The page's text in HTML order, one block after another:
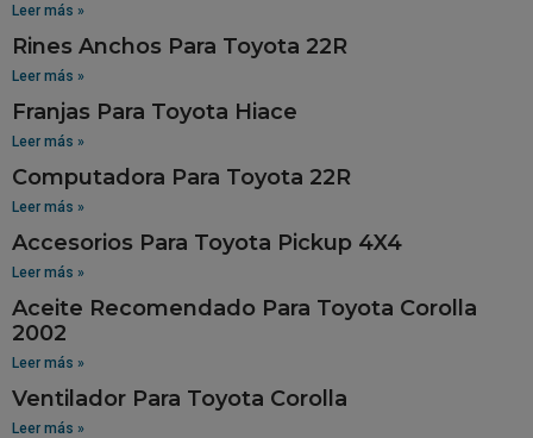
Leer más »
Rines Anchos Para Toyota 22R
Leer más »
Franjas Para Toyota Hiace
Leer más »
Computadora Para Toyota 22R
Leer más »
Accesorios Para Toyota Pickup 4X4
Leer más »
Aceite Recomendado Para Toyota Corolla
2002
Leer más »
Ventilador Para Toyota Corolla
Leer más »